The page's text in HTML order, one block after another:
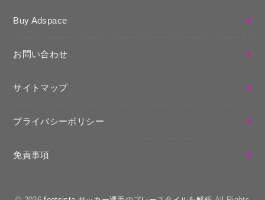
Buy Adspace
お問い合わせ
サイトマップ
プライバシーポリシー
免責事項